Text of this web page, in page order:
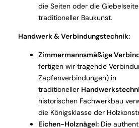
die Seiten oder die
traditioneller Baukunst.
Handwerk & Verbindungstechnik:
Zimmermannsmäßige
fertigen wir tragende
Zapfenverbindungen) in
traditioneller
historischen Fachwerkbau
die Königsklasse der
Eichen-Holznägel:Die